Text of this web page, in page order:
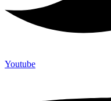
Youtube